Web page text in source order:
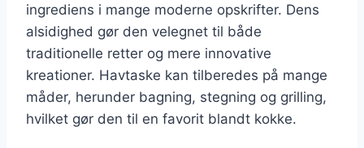
ingrediens i mange moderne opskrifter. Dens
alsidighed gør den velegnet til både
traditionelle retter og mere innovative
kreationer. Havtaske kan tilberedes på mange
måder, herunder bagning, stegning og grilling,
hvilket gør den til en favorit blandt kokke.